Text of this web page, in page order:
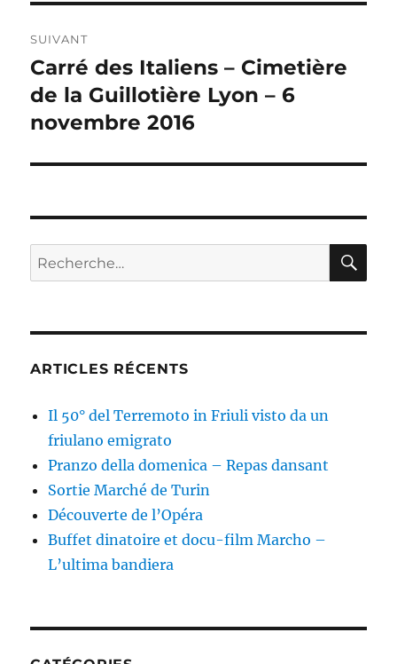
SUIVANT
Publication
suivante :
Carré des Italiens – Cimetière
de la Guillotière Lyon – 6
novembre 2016
Recherche
pour :
ARTICLES RÉCENTS
Il 50° del Terremoto in Friuli visto da un
friulano emigrato
Pranzo della domenica – Repas dansant
Sortie Marché de Turin
Découverte de l’Opéra
Buffet dinatoire et docu-film Marcho –
L’ultima bandiera